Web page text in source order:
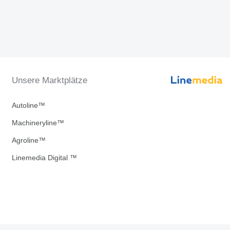
Unsere Marktplätze
Autoline™
Machineryline™
Agroline™
Linemedia Digital ™